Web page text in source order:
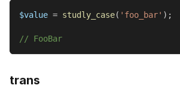
$value = studly_case( 'foo_bar' ) ;
// FooBar
trans